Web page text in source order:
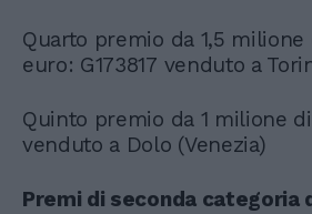
Quarto premio da 1,5 milione
euro: G173817 venduto a
Quinto premio da 1 milione
venduto a Dolo (Venezia)
Premi di seconda categoria